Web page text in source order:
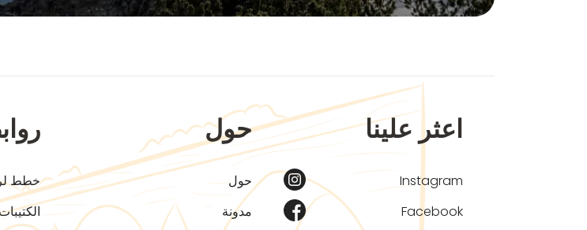
اعثر علينا
Instagram
Facebook
حول
حول
مدونة
خطط